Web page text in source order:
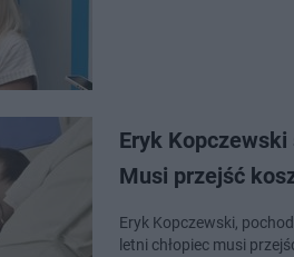
Eryk
Musi przejść
Eryk Kopczewski,
letni chłopiec musi